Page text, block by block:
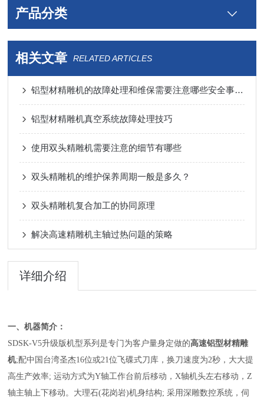
产品分类
相关文章 RELATED ARTICLES
铝型材精雕机的故障处理和维保需要注意哪些安全事项？
铝型材精雕机真空系统故障处理技巧
使用双头精雕机需要注意的细节有哪些
双头精雕机的维护保养周期一般是多久？
双头精雕机复合加工的协同原理
解决高速精雕机主轴过热问题的策略
详细介绍
一、机器简介：
SDSK-V5升级版机型系列是专门为客户量身定做的高速铝型材精雕
机;配中国台湾圣杰16位或21位 飞碟式刀库 ，换刀速度为2秒，大大提
高生产效率;运动方式为Y轴工作台前后移动，X轴机头左右移动，Z
轴主轴上下移动。 大理石(花岗岩)机身结构;采用深雕数控系统 ，伺